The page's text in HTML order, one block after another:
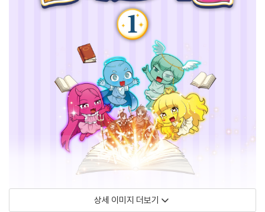
상세 이미지 더보기